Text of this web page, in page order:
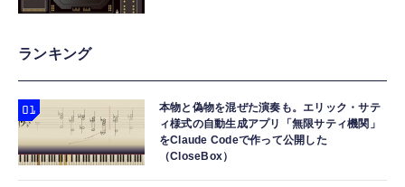
ランキング
本物と偽物を混ぜた演奏も。エリック・サテ
ィ様式の自動生成アプリ「無限サティ機関」
をClaude Codeで作って公開した
（CloseBox）